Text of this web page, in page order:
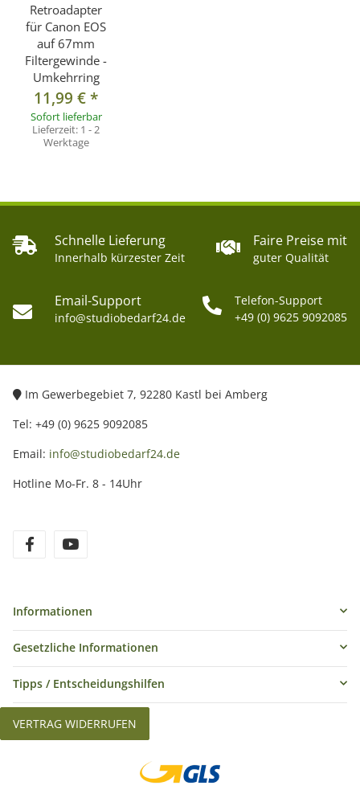
Retroadapter
für Canon EOS
auf 67mm
Filtergewinde -
Umkehrring
11,99 €*
Sofort lieferbar
Lieferzeit: 1 - 2
Werktage
Schnelle Lieferung
Innerhalb kürzester Zeit
Faire Preise mit
guter Qualität
Email-Support
info@studiobedarf24.de
Telefon-Support
+49 (0) 9625 9092085
Im Gewerbegebiet 7, 92280 Kastl bei Amberg
Tel: +49 (0) 9625 9092085
Email: info@studiobedarf24.de
Hotline Mo-Fr. 8 - 14Uhr
Informationen
Gesetzliche Informationen
Tipps / Entscheidungshilfen
VERTRAG WIDERRUFEN